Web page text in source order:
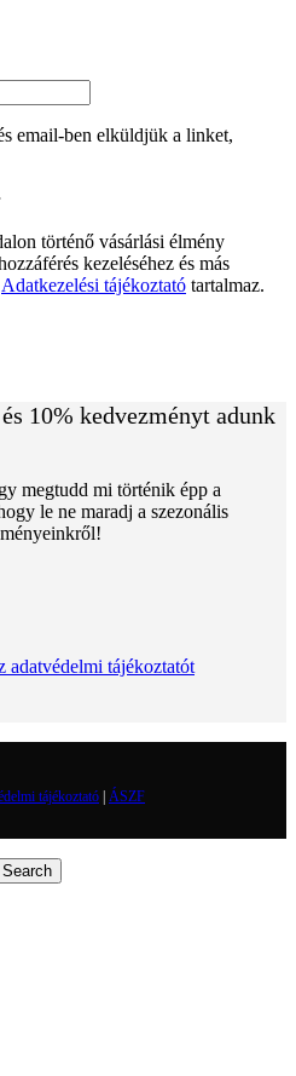
email-ben elküldjük a linket,
történő vásárlási élmény
kezeléséhez és más
Adatkezelési tájékoztató tartalmaz.
10% kedvezményt adunk
megtudd mi történik épp a
le ne maradj a szezonális
adatvédelmi tájékoztatót
tájékoztató | ÁSZF
Search